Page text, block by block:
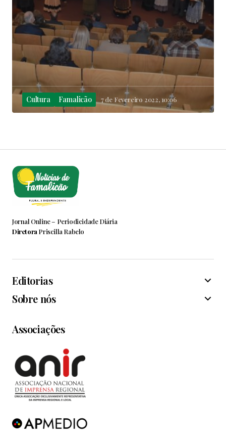
Cultura Famalicão 7 de Fevereiro 2022, 10:06
Jornal Online – Periodicidade Diária
Diretora Priscilla Rabelo
Editorias
Sobre nós
Associações